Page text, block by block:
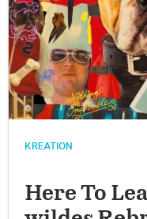
KREATION
Here To